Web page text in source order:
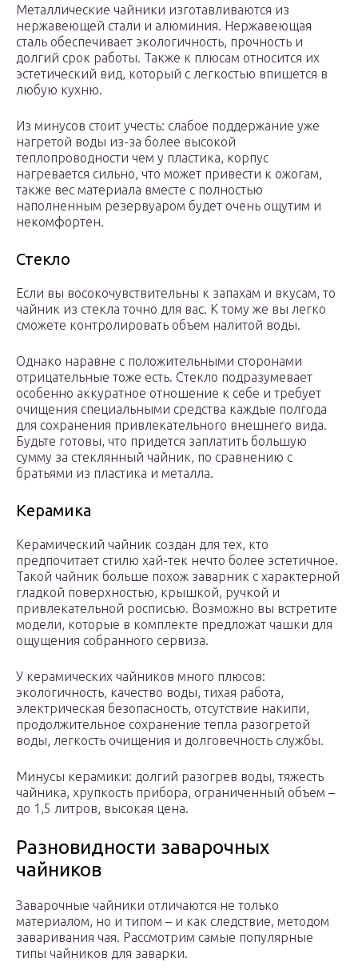
Металлические чайники изготавливаются из
нержавеющей стали и алюминия. Нержавеющая
сталь обеспечивает экологичность, прочность и
долгий срок работы. Также к плюсам относится их
эстетический вид, который с легкостью впишется в
любую кухню.
Из минусов стоит учесть: слабое поддержание уже
нагретой воды из-за более высокой
теплопроводности чем у пластика, корпус
нагревается сильно, что может привести к ожогам,
также вес материала вместе с полностью
наполненным резервуаром будет очень ощутим и
некомфортен.
Стекло
Если вы восокочувствительны к запахам и вкусам, то
чайник из стекла точно для вас. К тому же вы легко
сможете контролировать объем налитой воды.
Однако наравне с положительными сторонами
отрицательные тоже есть. Стекло подразумевает
особенно аккуратное отношение к себе и требует
очищения специальными средства каждые полгода
для сохранения привлекательного внешнего вида.
Будьте готовы, что придется заплатить большую
сумму за стеклянный чайник, по сравнению с
братьями из пластика и металла.
Керамика
Керамический чайник создан для тех, кто
предпочитает стилю хай-тек нечто более эстетичное.
Такой чайник больше похож заварник с характерной
гладкой поверхностью, крышкой, ручкой и
привлекательной росписью. Возможно вы встретите
модели, которые в комплекте предложат чашки для
ощущения собранного сервиза.
У керамических чайников много плюсов:
экологичность, качество воды, тихая работа,
электрическая безопасность, отсутствие накипи,
продолжительное сохранение тепла разогретой
воды, легкость очищения и долговечность службы.
Минусы керамики: долгий разогрев воды, тяжесть
чайника, хрупкость прибора, ограниченный объем –
до 1,5 литров, высокая цена.
Разновидности заварочных
чайников
Заварочные чайники отличаются не только
материалом, но и типом – и как следствие, методом
заваривания чая. Рассмотрим самые популярные
типы чайников для заварки.